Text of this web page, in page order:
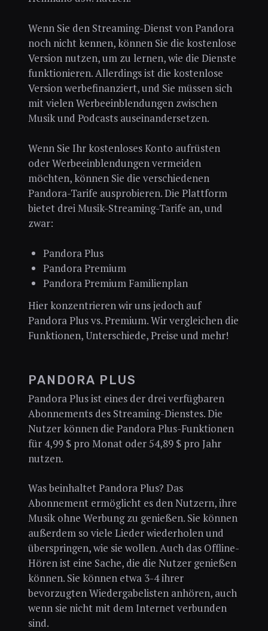
Wenn Sie den Streaming-Dienst von Pandora
noch nicht kennen, können Sie die kostenlose
Version nutzen, um zu lernen, wie die Dienste
funktionieren. Allerdings ist die kostenlose
Version werbefinanziert, und Sie müssen sich
mit vielen Werbeeinblendungen zwischen
Musik und Podcasts auseinandersetzen.
Wenn Sie Ihr kostenloses Konto aufrüsten
oder Werbeeinblendungen vermeiden
möchten, können Sie die verschiedenen
Pandora-Tarife ausprobieren. Die Plattform
bietet drei Musik-Streaming-Tarife an, und
zwar:
Pandora Plus
Pandora Premium
Pandora Premium Familienplan
Hier konzentrieren wir uns jedoch auf
Pandora Plus vs. Premium. Wir vergleichen die
Funktionen, Unterschiede, Preise und mehr!
PANDORA PLUS
Pandora Plus ist eines der drei verfügbaren
Abonnements des Streaming-Dienstes. Die
Nutzer können die Pandora Plus-Funktionen
für 4,99 $ pro Monat oder 54,89 $ pro Jahr
nutzen.
Was beinhaltet Pandora Plus? Das
Abonnement ermöglicht es den Nutzern, ihre
Musik ohne Werbung zu genießen. Sie können
außerdem so viele Lieder wiederholen und
überspringen, wie sie wollen. Auch das Offline-
Hören ist eine Sache, die die Nutzer genießen
können. Sie können etwa 3-4 ihrer
bevorzugten Wiedergabelisten anhören, auch
wenn sie nicht mit dem Internet verbunden
sind.